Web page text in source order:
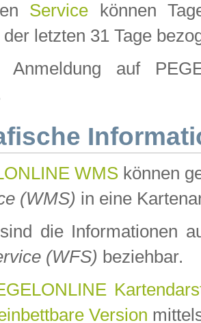
Service können
letzten 31 Tage
auf
WMS können
(WMS) in eine
die Informationen
(WFS) beziehbar.
Version